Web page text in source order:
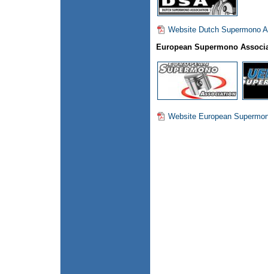
Website Dutch Supermono
European Supermono
Website European